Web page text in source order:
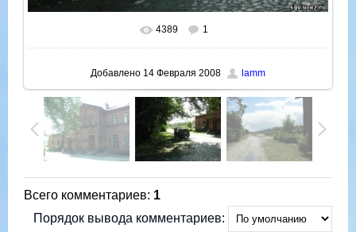
В реальном размере 640x480
4389 1
Добавлено 14 Февраля 2008 lamm
Всего комментариев: 1
Порядок вывода комментариев: